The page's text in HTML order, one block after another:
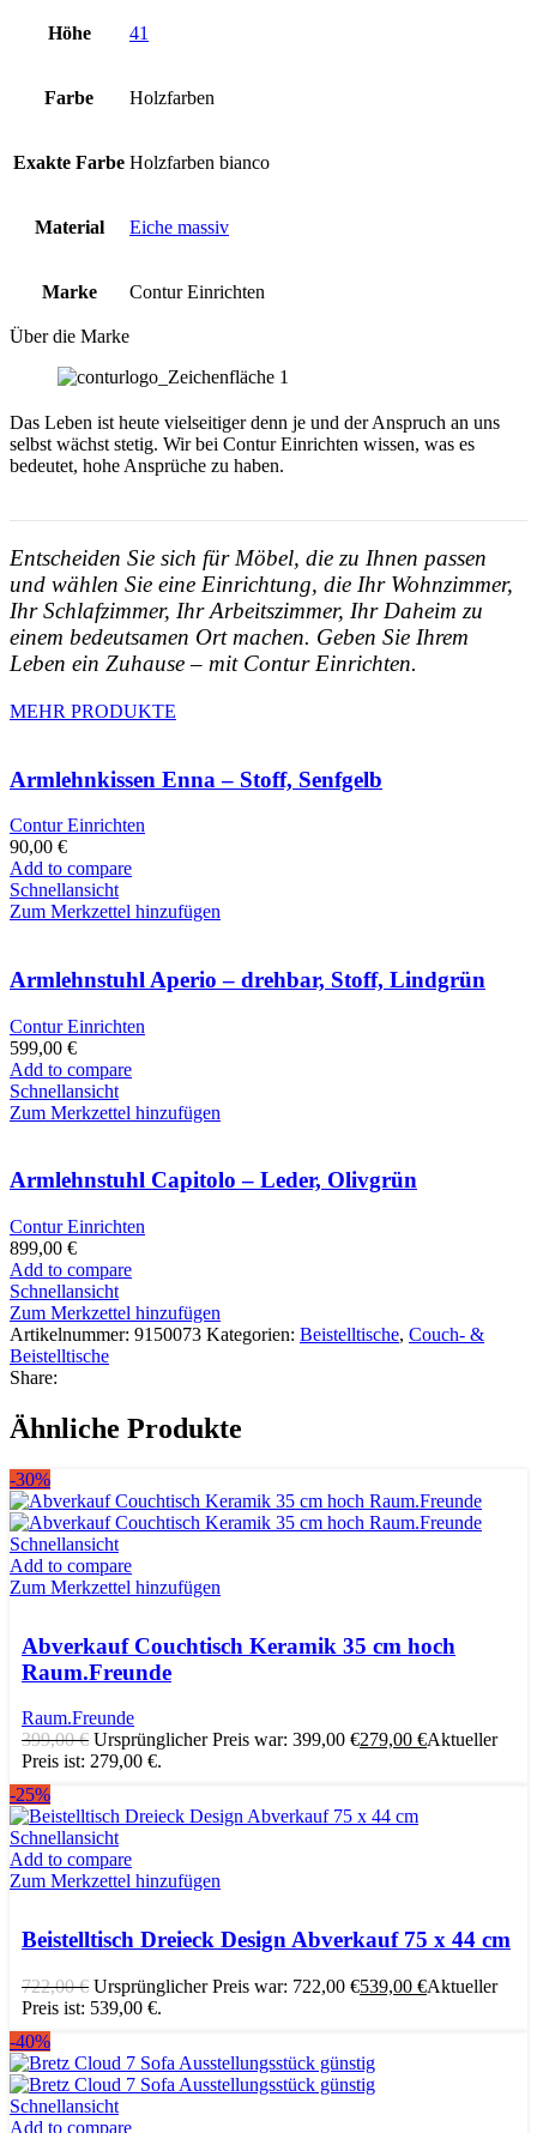
Höhe 41
Farbe Holzfarben
Exakte Farbe Holzfarben bianco
Material Eiche massiv
Marke Contur Einrichten
Über die Marke
Das Leben ist heute vielseitiger denn je und der Anspruch an uns
selbst wächst stetig. Wir bei Contur Einrichten wissen, was es
bedeutet, hohe Ansprüche zu haben.
Entscheiden Sie sich für Möbel, die zu Ihnen passen
und wählen Sie eine Einrichtung, die Ihr Wohnzimmer,
Ihr Schlafzimmer, Ihr Arbeitszimmer, Ihr Daheim zu
einem bedeutsamen Ort machen. Geben Sie Ihrem
Leben ein Zuhause – mit Contur Einrichten.
MEHR PRODUKTE
Armlehnkissen Enna – Stoff, Senfgelb
Contur Einrichten
90,00 €
Add to compare
Schnellansicht
Zum Merkzettel hinzufügen
Armlehnstuhl Aperio – drehbar, Stoff, Lindgrün
Contur Einrichten
599,00 €
Add to compare
Schnellansicht
Zum Merkzettel hinzufügen
Armlehnstuhl Capitolo – Leder, Olivgrün
Contur Einrichten
899,00 €
Add to compare
Schnellansicht
Zum Merkzettel hinzufügen
Artikelnummer: 9150073 Kategorien: Beistelltische, Couch- &
Beistelltische
Share:
Ähnliche Produkte
-30%
Schnellansicht
Add to compare
Zum Merkzettel hinzufügen
Abverkauf Couchtisch Keramik 35 cm hoch
Raum.Freunde
Raum.Freunde
399,00€ Ursprünglicher Preis war: 399,00 €279,00 €Aktueller
Preis ist: 279,00 €.
-25%
Schnellansicht
Add to compare
Zum Merkzettel hinzufügen
Beistelltisch Dreieck Design Abverkauf 75 x 44 cm
722,00€ Ursprünglicher Preis war: 722,00 €539,00 €Aktueller
Preis ist: 539,00 €.
-40%
Schnellansicht
Add to compare